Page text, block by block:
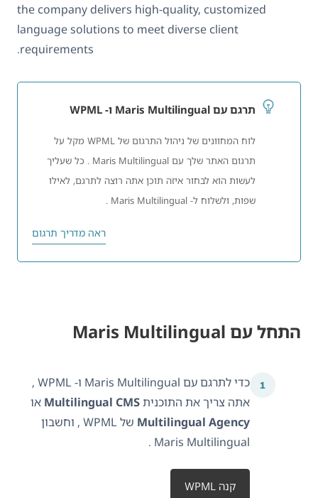
the company delivers high-quality, customized
language solutions to meet diverse client
requirements.
תרגם עם Maris Multilingual ו- WPML
לוח המחוונים של ניהול התרגום של WPML מקל על
תרגום האתר שלך עם Maris Multilingual . כל שעליך
לעשות הוא לבחור איזה תוכן אתה רוצה לתרגם, לאילו
שפות, ולשלוח ל- Maris Multilingual .
ראה מדריך תרגום
התחל עם Maris Multilingual
כדי לתרגם עם Maris Multilingual ו- WPML ,
אתה צריך את התוכניתMultilingual CMS או
Multilingual Agency
של WPML , וחשבון
Maris Multilingual .
קנה WPML